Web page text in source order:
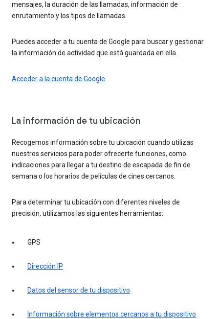
mensajes, la duración de las llamadas, información de
enrutamiento y los tipos de llamadas.
Puedes acceder a tu cuenta de Google para buscar y gestionar
la información de actividad que está guardada en ella.
Acceder a la cuenta de Google
La información de tu ubicación
Recogemos información sobre tu ubicación cuando utilizas
nuestros servicios para poder ofrecerte funciones, como
indicaciones para llegar a tu destino de escapada de fin de
semana o los horarios de películas de cines cercanos.
Para determinar tu ubicación con diferentes niveles de
precisión, utilizamos las siguientes herramientas:
GPS
Dirección IP
Datos del sensor de tu dispositivo
Información sobre elementos cercanos a tu dispositivo